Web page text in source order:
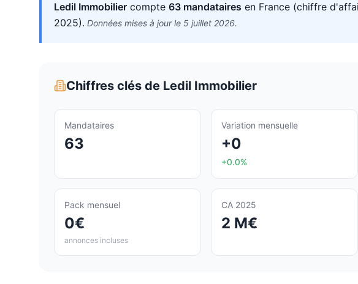
Ledil Immobilier compte 63 mandataires en France (chiffre
2025). Données mises à jour le 5 juillet 2026.
Chiffres clés de Ledil Immobilier
Mandataires
63
Variation mensuelle
+0
+0.0%
Pack mensuel
0€
annonces incluses
CA 2025
2 M€